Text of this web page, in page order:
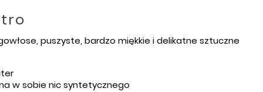
puszyste, bardzo miękkie i delikatne sztuczne
w sobie nic syntetycznego